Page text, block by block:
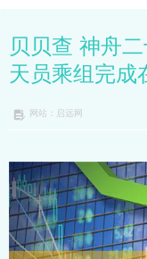
贝贝查 神舟
天员乘组完成
网站：启远网